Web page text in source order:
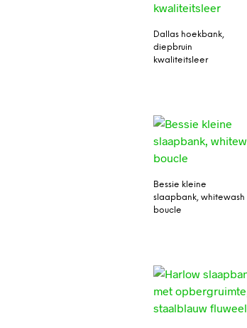
Dallas hoekbank,
diepbruin
kwaliteitsleer
Bessie kleine
slaapbank, whitewash
boucle